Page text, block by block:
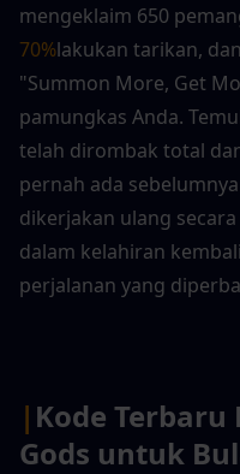
mengeklaim 650
70%lakukan tarikan,
"Summon More, Get
pamungkas Anda.
telah dirombak total
pernah ada
dikerjakan ulang
dalam kelahiran
perjalanan yang
| Kode
Gods untuk